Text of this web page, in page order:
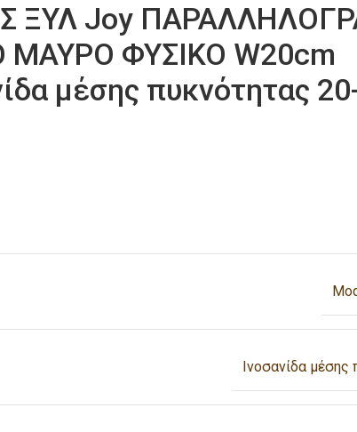
ΞΥΛ Joy
ΜΑΥΡΟ ΦΥΣΙΚΟ W20cm
μέσης πυκνότητας
Ινοσανίδα μέσης